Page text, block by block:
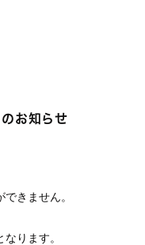
お知らせ
きません。
ります。